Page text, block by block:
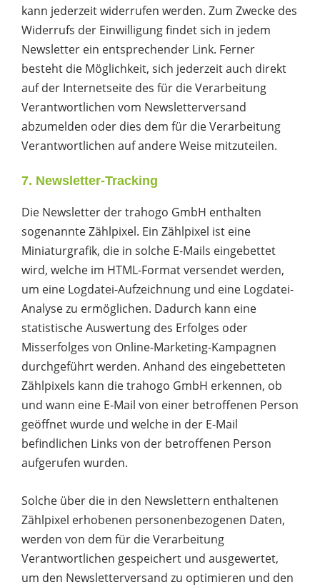
kann jederzeit widerrufen werden. Zum Zwecke des
Widerrufs der Einwilligung findet sich in jedem
Newsletter ein entsprechender Link. Ferner
besteht die Möglichkeit, sich jederzeit auch direkt
auf der Internetseite des für die Verarbeitung
Verantwortlichen vom Newsletterversand
abzumelden oder dies dem für die Verarbeitung
Verantwortlichen auf andere Weise mitzuteilen.
7. Newsletter-Tracking
Die Newsletter der trahogo GmbH enthalten
sogenannte Zählpixel. Ein Zählpixel ist eine
Miniaturgrafik, die in solche E-Mails eingebettet
wird, welche im HTML-Format versendet werden,
um eine Logdatei-Aufzeichnung und eine Logdatei-
Analyse zu ermöglichen. Dadurch kann eine
statistische Auswertung des Erfolges oder
Misserfolges von Online-Marketing-Kampagnen
durchgeführt werden. Anhand des eingebetteten
Zählpixels kann die trahogo GmbH erkennen, ob
und wann eine E-Mail von einer betroffenen Person
geöffnet wurde und welche in der E-Mail
befindlichen Links von der betroffenen Person
aufgerufen wurden.
Solche über die in den Newslettern enthaltenen
Zählpixel erhobenen personenbezogenen Daten,
werden von dem für die Verarbeitung
Verantwortlichen gespeichert und ausgewertet,
um den Newsletterversand zu optimieren und den